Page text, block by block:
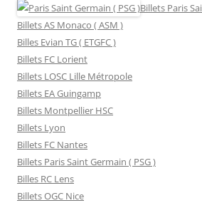
Billets Paris
Billets AS Monaco ( ASM )
Billes Evian TG ( ETGFC )
Billets FC Lorient
Billets LOSC Lille Métropole
Billets EA Guingamp
Billets Montpellier HSC
Billets Lyon
Billets FC Nantes
Billets Paris Saint Germain ( PSG )
Billes RC Lens
Billets OGC Nice